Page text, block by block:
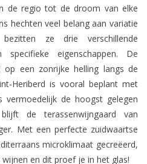
de regio tot de droom van elke
hechten veel belang aan variatie
ze drie verschillende
eigenschappen. De
op een zonrijke helling langs de
Heriberd is vooral beplant met
de hoogst gelegen
de terassenwijngaard van
Met een perfecte zuidwaartse
microklimaat gecreëerd,
en dit proef je in het glas!